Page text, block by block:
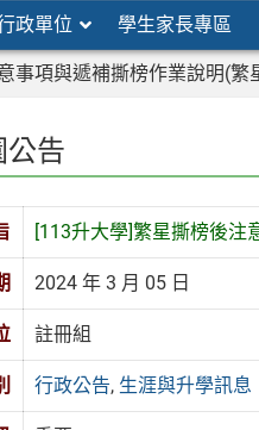
政單位 學生家長專區
事項與遞補撕榜作業說明(繁
公告
[113升大學]繁星撕榜後注
2024 年 3 月 05 日
註冊組
行政公告, 生涯與升學訊息